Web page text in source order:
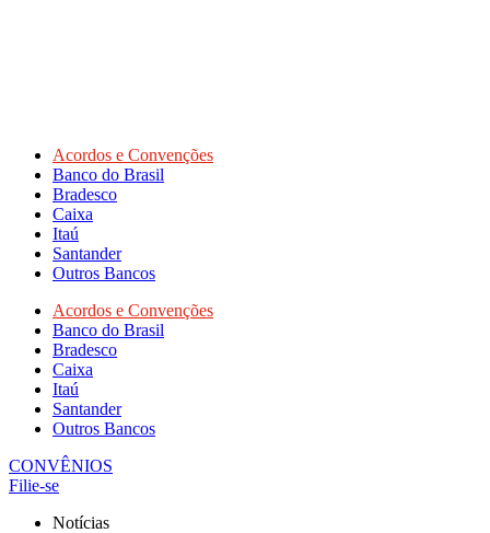
Acordos e Convenções
Banco do Brasil
Bradesco
Caixa
Itaú
Santander
Outros Bancos
Acordos e Convenções
Banco do Brasil
Bradesco
Caixa
Itaú
Santander
Outros Bancos
CONVÊNIOS
Filie-se
Notícias